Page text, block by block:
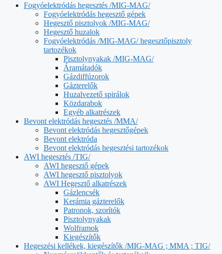
Fogyóelektródás hegesztés /MIG-MAG/
Fogyóelektródás hegesztő gépek
Hegesztő pisztolyok /MIG-MAG/
Hegesztő huzalok
Fogyóelektródás /MIG-MAG/ hegesztőpisztoly
tartozékok
Pisztolynyakak /MIG-MAG/
Áramátadók
Gázdiffúzorok
Gázterelők
Huzalvezető spirálok
Közdarabok
Egyéb alkatrészek
Bevont elektródás hegesztés /MMA/
Bevont elektródás hegesztőgépek
Bevont elektróda
Bevont elektródás hegesztési tartozékok
AWI hegesztés /TIG/
AWI hegesztő gépek
AWI hegesztő pisztolyok
AWI Hegesztő alkatrészek
Gázlencsék
Kerámia gázterelők
Patronok, szorítók
Pisztolynyakak
Wolframok
Kiegészítők
Hegeszési kellékek, kiegészítők /MIG-MAG ; MMA ; TIG/